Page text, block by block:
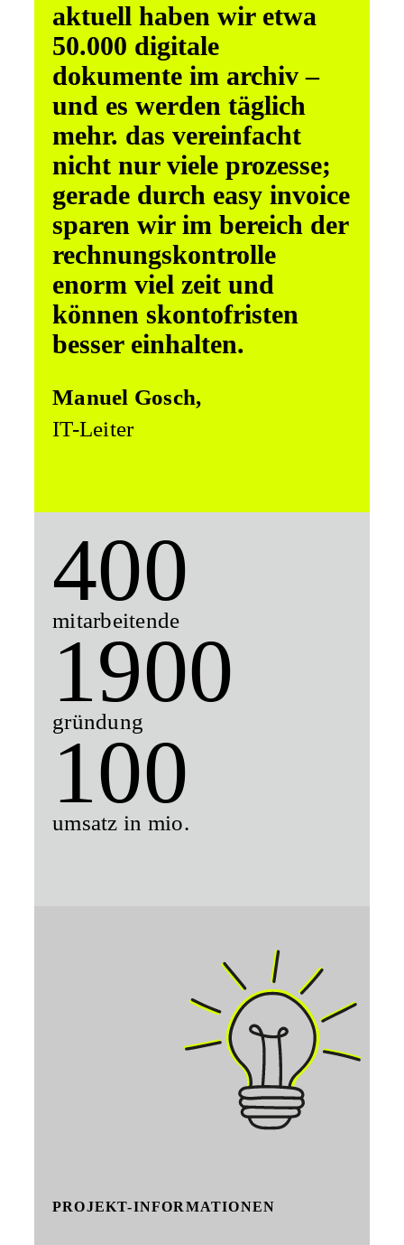
aktuell haben wir etwa
50.000 digitale
dokumente im archiv –
und es werden täglich
mehr. das vereinfacht
nicht nur viele prozesse;
gerade durch easy invoice
sparen wir im bereich der
rechnungskontrolle
enorm viel zeit und
können skontofristen
besser einhalten.
Manuel Gosch,
IT-Leiter
400
mitarbeitende
1900
gründung
100
umsatz in mio.
PROJEKT-INFORMATIONEN